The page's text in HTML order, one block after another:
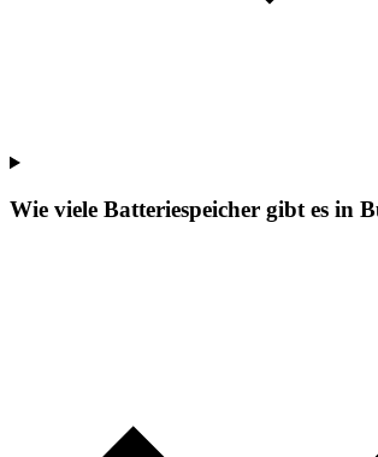
Wie viele Batteriespeicher gibt es in